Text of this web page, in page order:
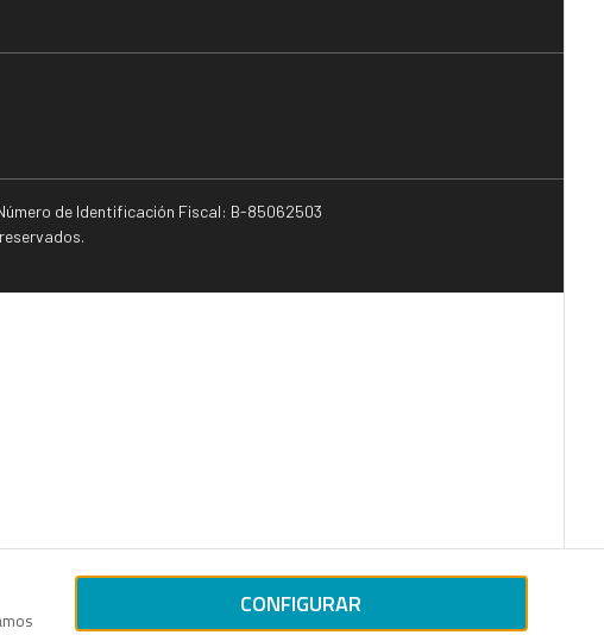
CONFIGURAR
de Identificación Fiscal: B-85062503